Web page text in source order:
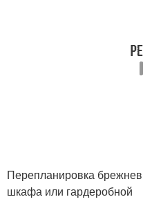
Перепланировка
шкафа или гардеробной